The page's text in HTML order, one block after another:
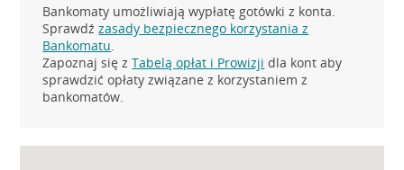
Bankomaty umożliwiają wypłatę gotówki z konta.
Sprawdźzasady bezpiecznego korzystania z
Bankomatu.
Zapoznaj się zTabelą opłat i Prowizji dla kont aby
sprawdzić opłaty związane z korzystaniem z
bankomatów.